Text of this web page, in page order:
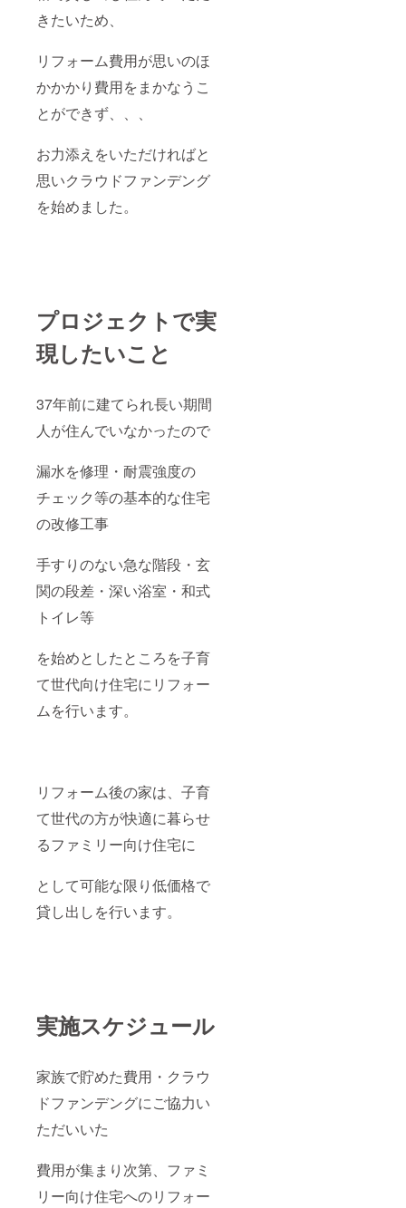
きたいため、
リフォーム費用が思いのほ
かかかり費用をまかなうこ
とができず、、、
お力添えをいただければと
思いクラウドファンデング
を始めました。
プロジェクトで実
現したいこと
37年前に建てられ長い期間
人が住んでいなかったので
漏水を修理・耐震強度の
チェック等の基本的な住宅
の改修工事
手すりのない急な階段・玄
関の段差・深い浴室・和式
トイレ等
を始めとしたところを子育
て世代向け住宅にリフォー
ムを行います。
リフォーム後の家は、子育
て世代の方が快適に暮らせ
るファミリー向け住宅に
として可能な限り低価格で
貸し出しを行います。
実施スケジュール
家族で貯めた費用・クラウ
ドファンデングにご協力い
ただいいた
費用が集まり次第、ファミ
リー向け住宅へのリフォー